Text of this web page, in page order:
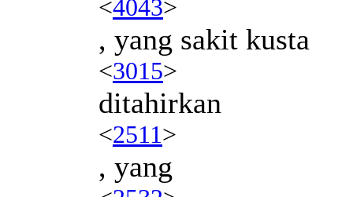
<4043>
, yang sakit kusta
<3015>
ditahirkan
<2511>
, yang